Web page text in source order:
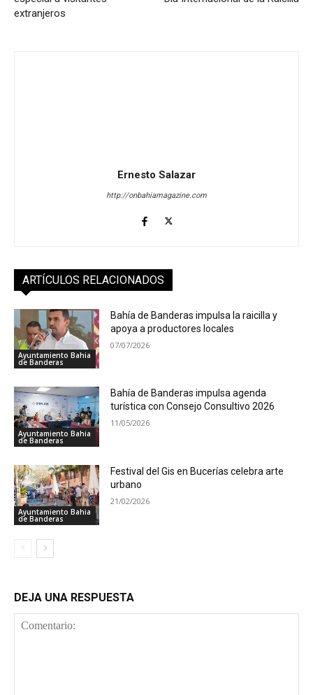
extranjeros
Ernesto Salazar
http://onbahiamagazine.com
ARTÍCULOS RELACIONADOS
Ayuntamiento Bahia
de Banderas
Bahía de Banderas impulsa la raicilla y
apoya a productores locales
07/07/2026
Ayuntamiento Bahia
de Banderas
Bahía de Banderas impulsa agenda
turística con Consejo Consultivo 2026
11/05/2026
Ayuntamiento Bahia
de Banderas
Festival del Gis en Bucerías celebra arte
urbano
21/02/2026
DEJA UNA RESPUESTA